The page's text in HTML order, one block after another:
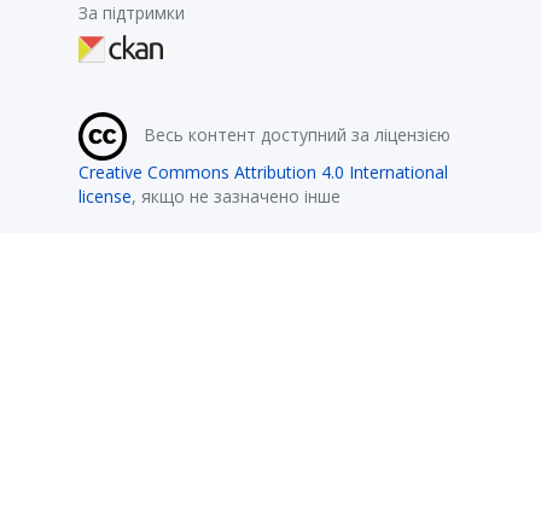
За підтримки
Весь контент доступний за ліцензією
Creative Commons Attribution 4.0 International
license, якщо не зазначено інше